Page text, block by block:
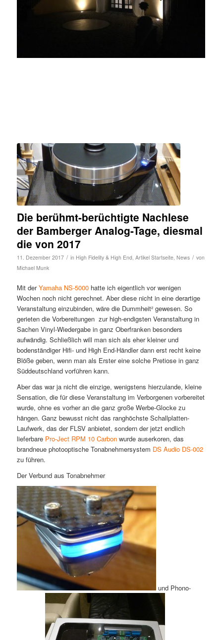
Die berühmt-berüchtigte Nachlese
der Bamberger Analog-Tage, diesmal
die von 2017
11. Dezember 2017 / in High Fidelity & High End, Artikel Startseite, News / von
Michael Munk
Mit derYamaha NS-5000hatte ich eigentlich vor wenigen
Wochen noch nicht gerechnet. Aber diese nicht in eine derartige
Veranstaltung einzubinden, wäre die Dummheit² gewesen. So
gerieten die Vorbereitungen zur high-endigsten Veranstaltung in
Sachen Vinyl-Wiedergabe in ganz Oberfranken besonders
aufwändig. Schließlich will man sich als eher kleiner und
bodenständiger Hifi- und High End-Händler dann erst recht keine
Blöße geben, wenn man als Erster eine solche Pretiose in ganz
Süddeutschland vorführen kann.
Aber das war ja nicht die einzige, wenigstens hierzulande, kleine
Sensation, die für diese Veranstaltung im Verborgenen vorbereitet
wurde, ohne es vorher an die ganz große Werbe-Glocke zu
hängen. Ganz bewusst nicht das ranghöchste Schallplatten-
Laufwerk, das der FLSV anbietet, sondern der jetzt endlich
lieferbare Pro-Ject RPM 10 Carbonwurde auserkoren, das
brandneue photooptische Tonabnehmersystem DS Audio DS-002
zu führen.
Der Verbund aus Tonabnehmer
und Phono-